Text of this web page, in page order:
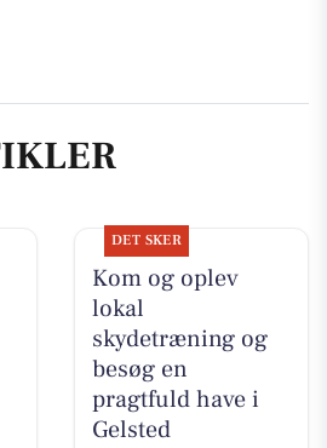
DET SKER
Kom og oplev
lokal
skydetræning og
besøg en
pragtfuld have i
Gelsted